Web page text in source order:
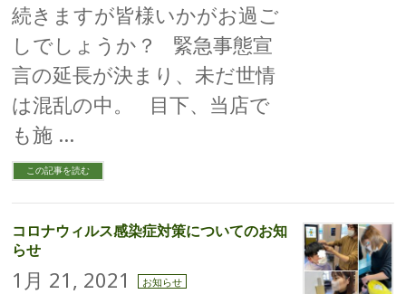
続きますが皆様いかがお過ご
しでしょうか？ 緊急事態宣
言の延長が決まり、未だ世情
は混乱の中。 目下、当店で
も施 …
この記事を読む
コロナウィルス感染症対策についてのお知
らせ
1月 21, 2021 お知らせ